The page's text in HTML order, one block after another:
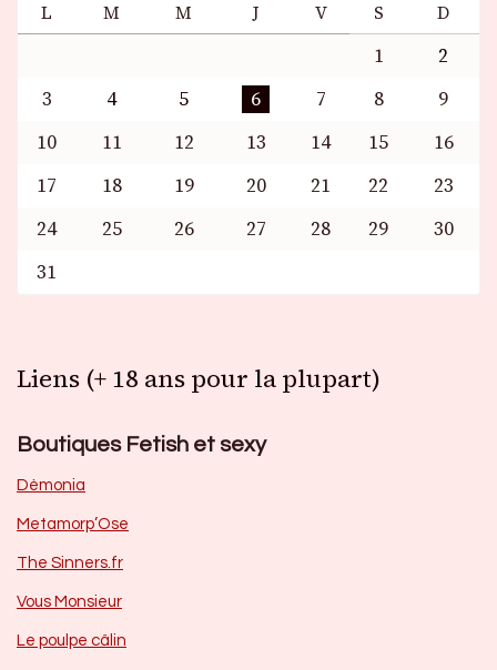
L M M J V S D
1
2
3
4 5 6 7 8
9
10
11 12 13 14 15
16
17
18 19 20 21 22
23
24
25 26 27 28 29
30
31
Liens (+ 18 ans pour la plupart)
Boutiques Fetish et sexy
Dèmonia
Metamorp’Ose
The Sinners.fr
Vous Monsieur
Le poulpe câlin